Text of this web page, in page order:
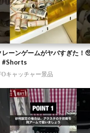
ーンゲームがヤバすぎた！
#Shorts
キャッチャー景品